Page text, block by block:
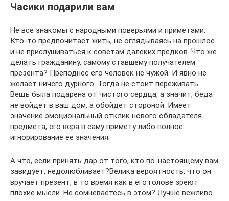
Часики подарили вам
Не все знакомы с народными поверьями и приметами.
Кто-то предпочитает жить, не оглядываясь на прошлое
и не прислушиваться к советам далеких предков. Что же
делать гражданину, самому ставшему получателем
презента? Преподнес его человек не чужой. И явно не
желает ничего дурного. Тогда не стоит переживать.
Вещь была подарена от чистого сердца, а значит, беда
не войдет в ваш дом, а обойдет стороной. Имеет
значение эмоциональный отклик нового обладателя
предмета, его вера в саму примету либо полное
игнорирование ее значения.
А что, если принять дар от того, кто по-настоящему вам
завидует, недолюбливает?Велика вероятность, что он
вручает презент, в то время как в его голове зреют
плохие мысли. Не сомневаетесь в этом? Лучше вежливо